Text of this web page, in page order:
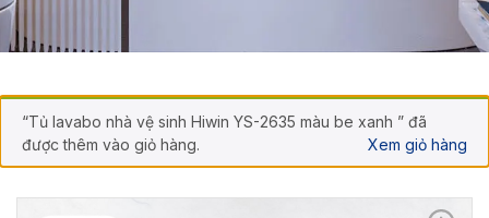
“Tủ lavabo nhà vệ sinh Hiwin YS-2635 màu be xanh ” đã
được thêm vào giỏ hàng.
Xem giỏ hàng